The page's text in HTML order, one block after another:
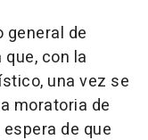
general de
que, con la
una vez se
moratoria de
de que